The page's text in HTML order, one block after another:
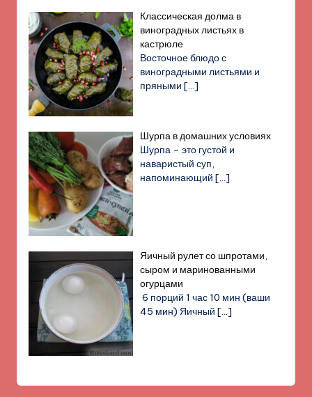
Классическая долма в
виноградных листьях в
кастрюле
Восточное блюдо с
виноградными листьями и
пряными[…]
Шурпа в домашних условиях
Шурпа – это густой и
наваристый суп,
напоминающий[…]
Яичный рулет со шпротами,
сыром и маринованными
огурцами
6 порций 1 час 10 мин (ваши
45 мин) Яичный[…]